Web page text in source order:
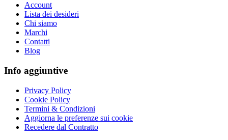
Account
Lista dei desideri
Chi siamo
Marchi
Contatti
Blog
Info aggiuntive
Privacy Policy
Cookie Policy
Termini & Condizioni
Aggiorna le preferenze sui cookie
Recedere dal Contratto